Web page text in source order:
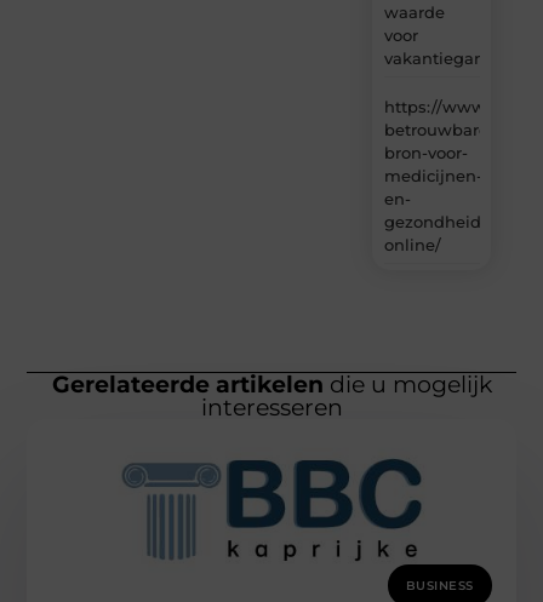
waarde
voor
vakantiegangers
https://
betrouwbare-
bron-voor-
medicijnen-
en-
online/
Gerelateerde artikelen die u mogelijk
interesseren
BUSINESS